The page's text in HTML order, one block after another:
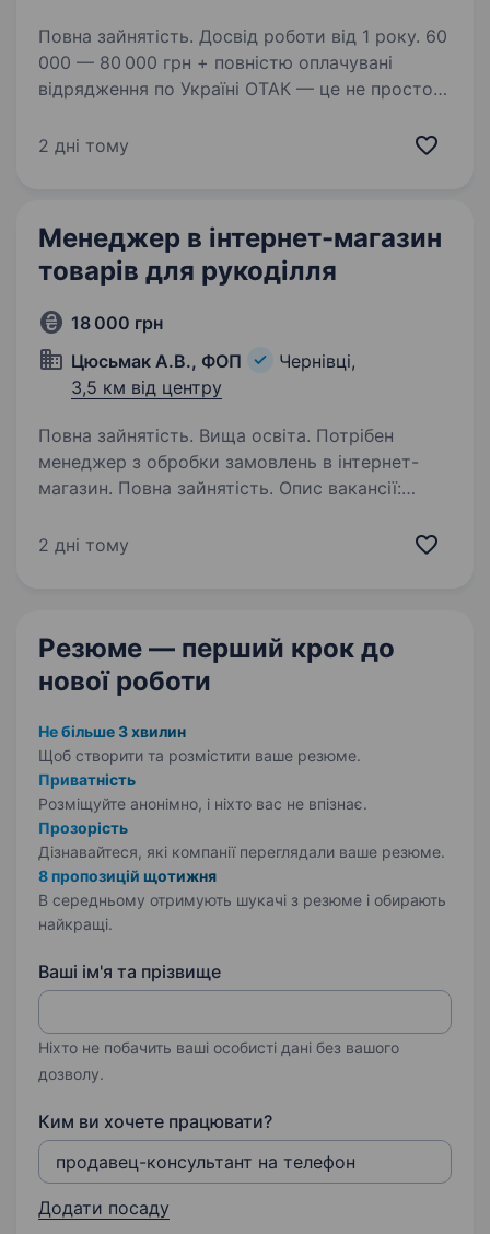
Повна зайнятість. Досвід роботи від 1 року. 60
000 — 80 000 грн + повністю оплачувані
відрядження по Україні ОТАК — це не просто
подорожувати та будувати кар'єру в одній
2 дні тому
Менеджер в інтернет-магазин
товарів для рукоділля
18 000 грн
Цюсьмак А.В., ФОП
Чернівці,
3,5 км від центру
Повна зайнятість. Вища освіта. Потрібен
менеджер з обробки замовлень в інтернет-
магазин. Повна зайнятість. Опис вакансії:
замовлень в інтернет-магазин товарів для
2 дні тому
Резюме — перший крок до
нової роботи
Не більше 3 хвилин
Щоб створити та розмістити ваше резюме.
Приватність
Розміщуйте анонімно, і ніхто вас не впізнає.
Прозорість
Дізнавайтеся, які компанії переглядали ваше резюме.
8 пропозицій щотижня
В середньому отримують шукачі з резюме і обирають
найкращі.
Ваші ім'я та прізвище
Ніхто не побачить ваші особисті дані без вашого
дозволу.
Ким ви хочете працювати?
Додати посаду